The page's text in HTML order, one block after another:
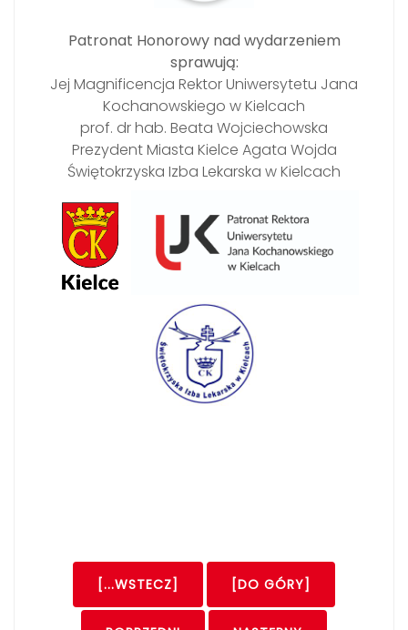
Patronat Honorowy nad wydarzeniem
sprawują:
Jej Magnificencja Rektor Uniwersytetu Jana
Kochanowskiego w Kielcach
prof. dr hab. Beata Wojciechowska
Prezydent Miasta Kielce Agata Wojda
Świętokrzyska Izba Lekarska w Kielcach
[...WSTECZ] [DO GÓRY]